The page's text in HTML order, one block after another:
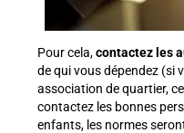
Pour cela,contactez les
de qui vous dépendez (si
association de quartier,
contactez les bonnes
enfants, les normes